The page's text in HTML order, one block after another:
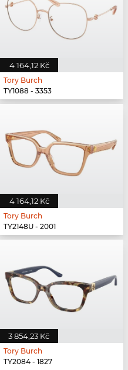
4 164,12 Kč
Tory Burch
TY1088 - 3353
4 164,12 Kč
Tory Burch
TY2148U - 2001
3 854,23 Kč
Tory Burch
TY2084 - 1827